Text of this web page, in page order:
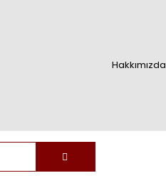
Hakkımızda